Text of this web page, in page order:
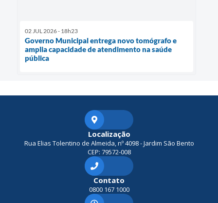
02 JUL 2026 - 18h23
Governo Municipal entrega novo tomógrafo e
amplia capacidade de atendimento na saúde
pública
Localização
Rua Elias Tolentino de Almeida, nº 4098 - Jardim São Bento
CEP: 79572-008
Contato
0800 167 1000